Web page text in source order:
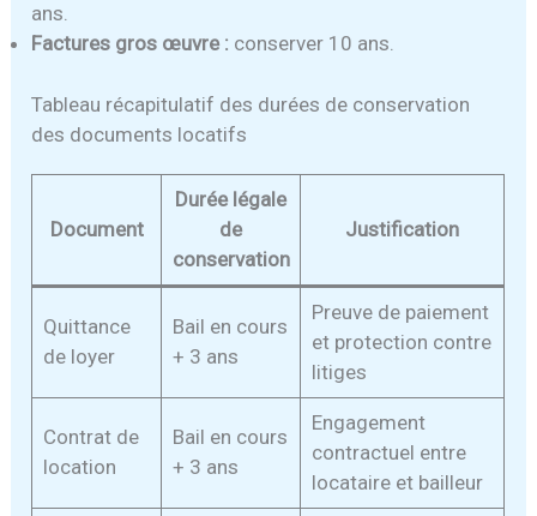
ans.
Factures gros œuvre : conserver 10 ans.
Tableau récapitulatif des durées de conservation
des documents locatifs
Document
Durée légale
de
conservation
Justification
Quittance
de loyer
Bail en cours
+ 3 ans
Preuve de paiement
et protection contre
litiges
Contrat de
location
Bail en cours
+ 3 ans
Engagement
contractuel entre
locataire et bailleur